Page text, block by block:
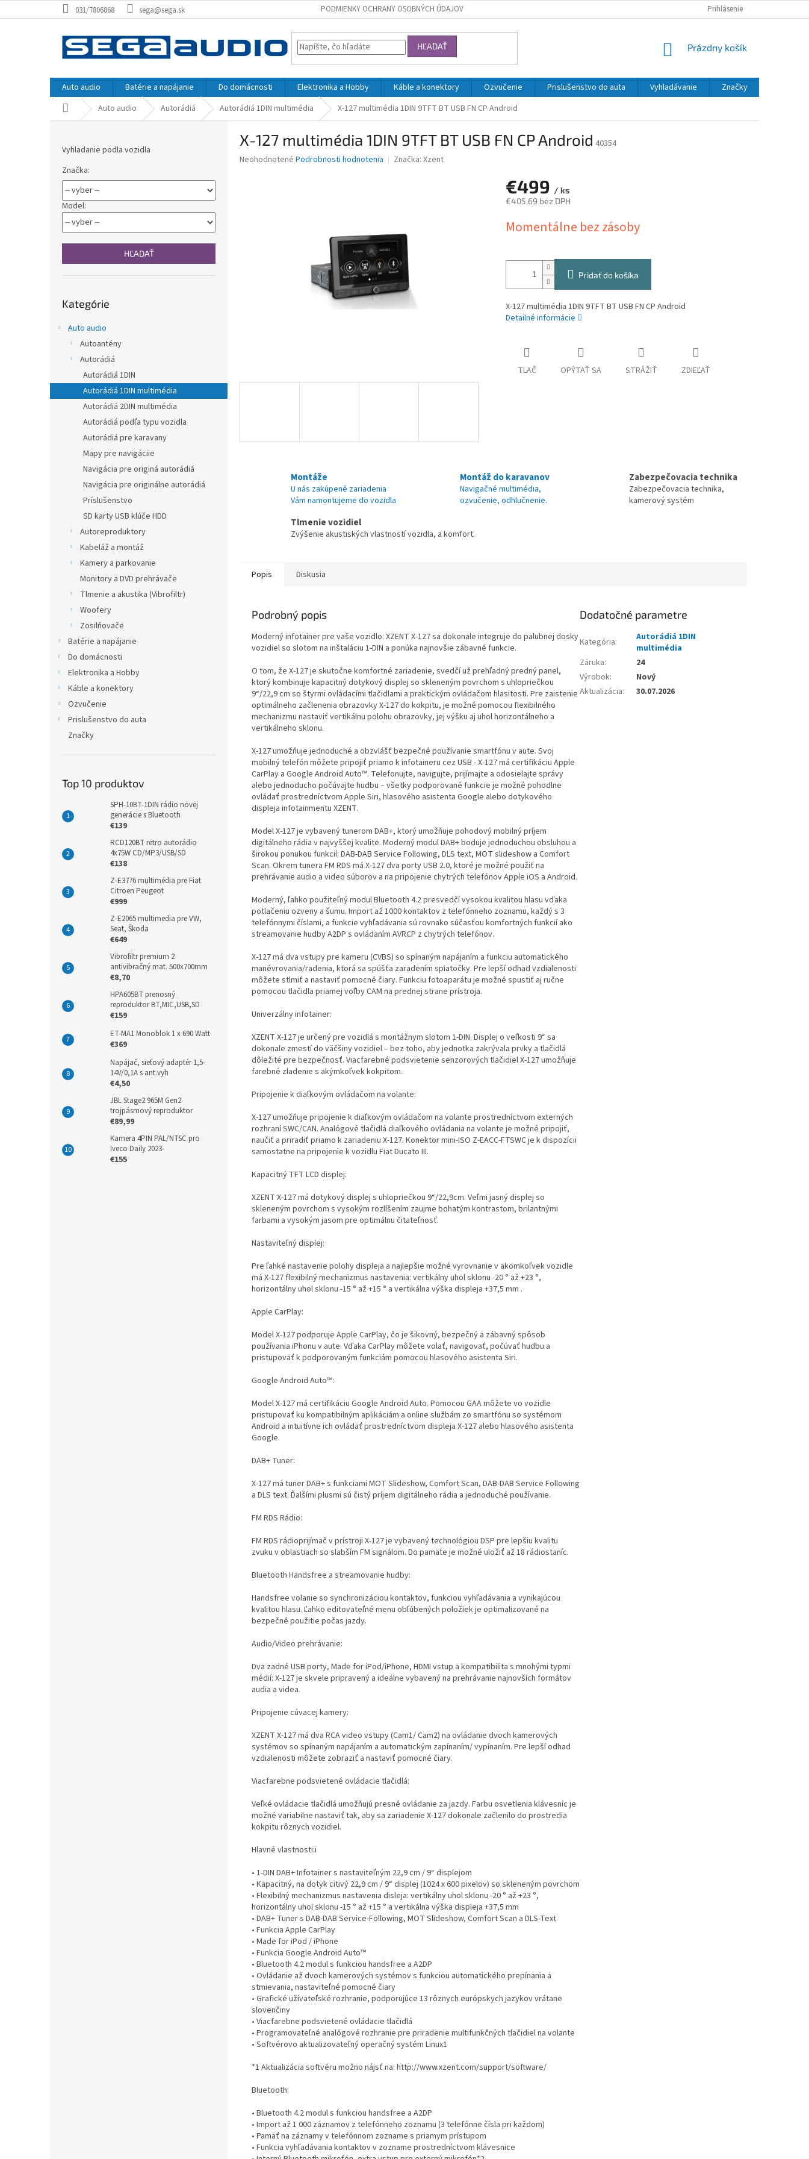
na
031/7806868 sega@sega.sk PODMIENKY OCHRANY OSOBNÝCH ÚDAJOV Prihlásenie
HĽADAŤ
NÁKUPNÝ
Prázdny košík
Auto audio Batérie a napájanie Do domácnosti Elektronika a Hobby Káble a konektory Ozvučenie Prislušenstvo do auta Vyhladávanie
Značky
DomovAuto audio Autorádiá Autorádiá 1DIN multimédia X-127 multimédia 1DIN 9TFT BT USB FN CP Android
Vyhladanie podla vozidla
Značka:
Model:
HĽADAŤ
kategórie
Kategórie
Auto audio
Autoantény
Autorádiá
Autorádiá 1DIN
Autorádiá 1DIN multimédia
Autorádiá 2DIN multimédia
Autorádiá podľa typu vozidla
Autorádiá pre karavany
Mapy pre navigáciie
Navigácia pre originá autorádiá
Navigácia pre originálne autorádiá
Príslušenstvo
SD karty USB klúče HDD
Autoreproduktory
Kabeláž a montáž
Kamery a parkovanie
Monitory a DVD prehrávače
Tlmenie a akustika (Vibrofiltr)
Woofery
Zosilňovače
Batérie a napájanie
Do domácnosti
Elektronika a Hobby
Káble a konektory
Ozvučenie
Prislušenstvo do auta
Značky
Top 10 produktov
SPH-10BT-1DIN rádio novej
generácie s Bluetooth
€139
RCD120BT retro autorádio
4x75W CD/MP3/USB/SD
€138
Z-E3776 multimédia pre Fiat
Citroen Peugeot
€999
Z-E2065 multimedia pre VW,
Seat, Škoda
€649
Vibrofiltr premium 2
antivibračný mat. 500x700mm
€8,70
HPA605BT prenosný
reproduktor BT,MIC,USB,SD
€159
ET-MA1 Monoblok 1 x 690 Watt
€369
Napájač, sieťový adaptér 1,5-
14V/0,1A s ant.vyh
€4,50
JBL Stage2 965M Gen2
trojpásmový reproduktor
€89,99
Kamera 4PIN PAL/NTSC pro
Iveco Daily 2023-
€155
X-127 multimédia 1DIN 9TFT BT USB FN CP Android 40354
Priemerné
Neohodnotené Podrobnosti hodnotenia Značka: Xzent
€499 / ks
€405,69 bez DPH
cena:
Momentálne bez zásoby
Pridať do košíka
X-127 multimédia 1DIN 9TFT BT USB FN CP Android
Detailné informácie
TLAČ OPÝTAŤ SA STRÁŽIŤ ZDIEĽAŤ
Montáže
U nás zakúpené zariadenia
Vám namontujeme do vozidla
Montáž do karavanov
Navigačné multimédia,
ozvučenie, odhlučnenie.
Zabezpečovacia technika
Zabezpečovacia technika,
kamerový systém
Tlmenie vozidiel
Zvýšenie akustiských vlastností vozidla, a komfort.
Popis Diskusia
Podrobný popis
Moderný infotainer pre vaše vozidlo: XZENT X-127 sa dokonale integruje do palubnej dosky
vozidiel so slotom na inštaláciu 1-DIN a ponúka najnovšie zábavné funkcie.
O tom, že X-127 je skutočne komfortné zariadenie, svedčí už prehľadný predný panel,
ktorý kombinuje kapacitný dotykový displej so skleneným povrchom s uhlopriečkou
9“/22,9 cm so štyrmi ovládacími tlačidlami a praktickým ovládačom hlasitosti. Pre zaistenie
optimálneho začlenenia obrazovky X-127 do kokpitu, je možné pomocou flexibilného
mechanizmu nastaviť vertikálnu polohu obrazovky, jej výšku aj uhol horizontálneho a
vertikálneho sklonu.
X-127 umožňuje jednoduché a obzvlášť bezpečné používanie smartfónu v aute. Svoj
mobilný telefón môžete pripojiť priamo k infotaineru cez USB - X-127 má certifikáciu Apple
CarPlay a Google Android Auto™. Telefonujte, navigujte, prijímajte a odosielajte správy
alebo jednoducho počúvajte hudbu – všetky podporované funkcie je možné pohodlne
ovládať prostredníctvom Apple Siri, hlasového asistenta Google alebo dotykového
displeja infotainmentu XZENT.
Model X-127 je vybavený tunerom DAB+, ktorý umožňuje pohodový mobilný príjem
digitálneho rádia v najvyššej kvalite. Moderný modul DAB+ boduje jednoduchou obsluhou a
širokou ponukou funkcií: DAB-DAB Service Following, DLS text, MOT slideshow a Comfort
Scan. Okrem tunera FM RDS má X-127 dva porty USB 2.0, ktoré je možné použiť na
prehrávanie audio a video súborov a na pripojenie chytrých telefónov Apple iOS a Android.
Moderný, ľahko použiteľný modul Bluetooth 4.2 presvedčí vysokou kvalitou hlasu vďaka
potlačeniu ozveny a šumu. Import až 1000 kontaktov z telefónneho zoznamu, každý s 3
telefónnymi číslami, a funkcie vyhľadávania sú rovnako súčasťou komfortných funkcií ako
streamovanie hudby A2DP s ovládaním AVRCP z chytrých telefónov.
X-127 má dva vstupy pre kameru (CVBS) so spínaným napájaním a funkciu automatického
manévrovania/radenia, ktorá sa spúšťa zaradením spiatočky. Pre lepší odhad vzdialenosti
môžete stlmiť a nastaviť pomocné čiary. Funkciu fotoaparátu je možné spustiť aj ručne
pomocou tlačidla priamej voľby CAM na prednej strane prístroja.
Univerzálny infotainer:
XZENT X-127 je určený pre vozidlá s montážnym slotom 1-DIN. Displej o veľkosti 9“ sa
dokonale zmestí do väčšiny vozidiel – bez toho, aby jednotka zakrývala prvky a tlačidlá
dôležité pre bezpečnosť. Viacfarebné podsvietenie senzorových tlačidiel X-127 umožňuje
farebné zladenie s akýmkoľvek kokpitom.
Pripojenie k diaľkovým ovládačom na volante:
X-127 umožňuje pripojenie k diaľkovým ovládačom na volante prostredníctvom externých
rozhraní SWC/CAN. Analógové tlačidlá diaľkového ovládania na volante je možné pripojiť,
naučiť a priradiť priamo k zariadeniu X-127. Konektor mini-ISO Z-EACC-FTSWC je k dispozícii
samostatne na pripojenie k vozidlu Fiat Ducato III.
Kapacitný TFT LCD displej:
XZENT X-127 má dotykový displej s uhlopriečkou 9“/22,9cm. Veľmi jasný displej so
skleneným povrchom s vysokým rozlíšením zaujme bohatým kontrastom, brilantnými
farbami a vysokým jasom pre optimálnu čitateľnosť.
Nastaviteľný displej:
Pre ľahké nastavenie polohy displeja a najlepšie možné vyrovnanie v akomkoľvek vozidle
má X-127 flexibilný mechanizmus nastavenia: vertikálny uhol sklonu -20 ° až +23 °,
horizontálny uhol sklonu -15 ° až +15 ° a vertikálna výška displeja +37,5 mm .
Apple CarPlay:
Model X-127 podporuje Apple CarPlay, čo je šikovný, bezpečný a zábavný spôsob
používania iPhonu v aute. Vďaka CarPlay môžete volať, navigovať, počúvať hudbu a
pristupovať k podporovaným funkciám pomocou hlasového asistenta Siri.
Google Android Auto™:
Model X-127 má certifikáciu Google Android Auto. Pomocou GAA môžete vo vozidle
pristupovať ku kompatibilným aplikáciám a online službám zo smartfónu so systémom
Android a intuitívne ich ovládať prostredníctvom displeja X-127 alebo hlasového asistenta
Google.
DAB+ Tuner:
X-127 má tuner DAB+ s funkciami MOT Slideshow, Comfort Scan, DAB-DAB Service Following
a DLS text. Ďalšími plusmi sú čistý príjem digitálneho rádia a jednoduché používanie.
FM RDS Rádio:
FM RDS rádioprijímač v prístroji X-127 je vybavený technológiou DSP pre lepšiu kvalitu
zvuku v oblastiach so slabším FM signálom. Do pamäte je možné uložiť až 18 rádiostaníc.
Bluetooth Handsfree a streamovanie hudby:
Handsfree volanie so synchronizáciou kontaktov, funkciou vyhľadávania a vynikajúcou
kvalitou hlasu. Ľahko editovateľné menu obľúbených položiek je optimalizované na
bezpečné použitie počas jazdy.
Audio/Video prehrávanie:
Dva zadné USB porty, Made for iPod/iPhone, HDMI vstup a kompatibilita s mnohými typmi
médií: X-127 je skvele pripravený a ideálne vybavený na prehrávanie najnovších formátov
audia a videa.
Pripojenie cúvacej kamery:
XZENT X-127 má dva RCA video vstupy (Cam1/ Cam2) na ovládanie dvoch kamerových
systémov so spínaným napájaním a automatickým zapínaním/ vypínaním. Pre lepší odhad
vzdialenosti môžete zobraziť a nastaviť pomocné čiary.
Viacfarebne podsvietené ovládacie tlačidlá:
Veľké ovládacie tlačidlá umožňujú presné ovládanie za jazdy. Farbu osvetlenia klávesníc je
možné variabilne nastaviť tak, aby sa zariadenie X-127 dokonale začlenilo do prostredia
kokpitu rôznych vozidiel.
Hlavné vlastnosti:i
• 1-DIN DAB+ Infotainer s nastaviteľným 22,9 cm / 9“ displejom
• Kapacitný, na dotyk citivý 22,9 cm / 9“ displej (1024 x 600 pixelov) so skleneným povrchom
• Flexibilný mechanizmus nastavenia disleja: vertikálny uhol sklonu -20 ° až +23 °,
horizontálny uhol sklonu -15 ° až +15 ° a vertikálna výška displeja +37,5 mm
• DAB+ Tuner s DAB-DAB Service-Following, MOT Slideshow, Comfort Scan a DLS-Text
• Funkcia Apple CarPlay
• Made for iPod / iPhone
• Funkcia Google Android Auto™
• Bluetooth 4.2 modul s funkciou handsfree a A2DP
• Ovládanie až dvoch kamerových systémov s funkciou automatického prepínania a
stmievania, nastaviteľné pomocné čiary
• Grafické užívateľské rozhranie, podporujúce 13 rôznych európskych jazykov vrátane
slovenčiny
• Viacfarebne podsvietené ovládacie tlačidlá
• Programovateľné analógové rozhranie pre priradenie multifunkčných tlačidiel na volante
• Softvérovo aktualizovateľný operačný systém Linux1
*1 Aktualizácia softvéru možno nájsť na: http://www.xzent.com/support/software/
Bluetooth:
• Bluetooth 4.2 modul s funkciou handsfree a A2DP
• Import až 1 000 záznamov z telefónneho zoznamu (3 telefónne čísla pri každom)
• Pamäť na záznamy v telefónnom zozname s priamym prístupom
• Funkcia vyhľadávania kontaktov v zozname prostredníctvom klávesnice
Dodatočné parametre
Kategória:
Autorádiá 1DIN
multimédia
Záruka:
24
Výrobok:
Nový
Aktualizácia: 30.07.2026